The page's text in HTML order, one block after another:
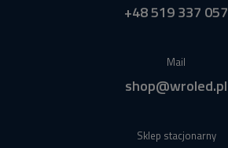
+48 519 337 057
Mail
shop@wroled.pl
Sklep stacjonarny